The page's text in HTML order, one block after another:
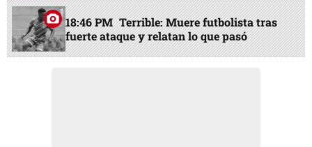
18:46 PM Terrible: Muere futbolista tras
fuerte ataque y relatan lo que pasó